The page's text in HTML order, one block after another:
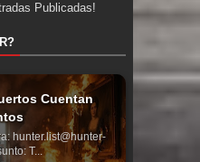
Publicadas!
Cuentan
hunter.list@hunter-
T...